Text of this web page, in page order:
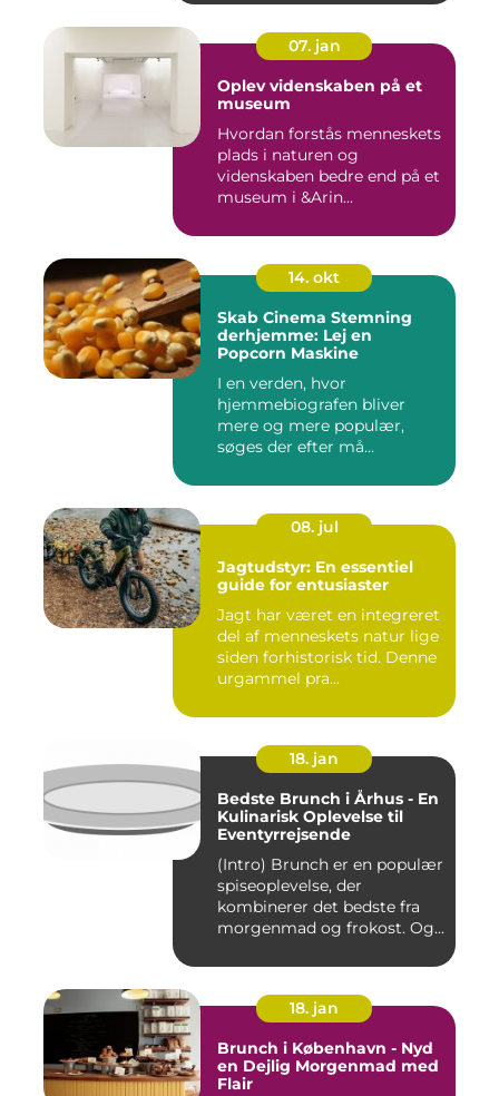
07. jan
Oplev videnskaben på et
museum
Hvordan forstås menneskets
plads i naturen og
videnskaben bedre end på et
museum i &Arin...
14. okt
Skab Cinema Stemning
derhjemme: Lej en
Popcorn Maskine
I en verden, hvor
hjemmebiografen bliver
mere og mere populær,
søges der efter må...
08. jul
Jagtudstyr: En essentiel
guide for entusiaster
Jagt har været en integreret
del af menneskets natur lige
siden forhistorisk tid. Denne
urgammel pra...
18. jan
Bedste Brunch i Århus - En
Kulinarisk Oplevelse til
Eventyrrejsende
(Intro) Brunch er en populær
spiseoplevelse, der
kombinerer det bedste fra
morgenmad og frokost. Og...
18. jan
Brunch i København - Nyd
en Dejlig Morgenmad med
Flair